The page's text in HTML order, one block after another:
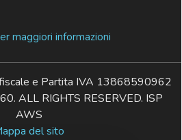
maggiori informazioni
e Partita IVA 13868590962
ALL RIGHTS RESERVED. ISP
AWS
del sito